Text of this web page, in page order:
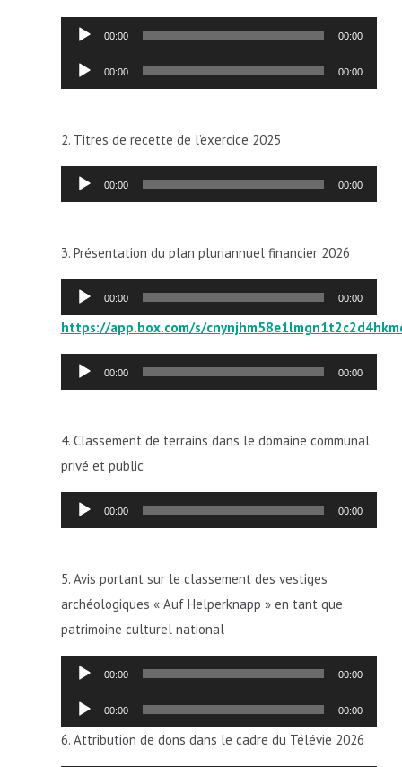
Lecteur
00:00 00:00
Lecteur
audio
00:00 00:00
2. Titres de recette de l’exercice 2025
Lecteur
audio
00:00 00:00
3. Présentation du plan pluriannuel financier 2026
Lecteur
audio
00:00 00:00
https://app.box.com/s/
Lecteur
audio
00:00 00:00
4. Classement de terrains dans le domaine communal
privé et public
Lecteur
audio
00:00 00:00
5. Avis portant sur le classement des vestiges
archéologiques « Auf Helperknapp » en tant que
patrimoine culturel national
Lecteur
00:00 00:00
Lecteur
audio
00:00 00:00
6. Attribution de dons dans le cadre du Télévie 2026